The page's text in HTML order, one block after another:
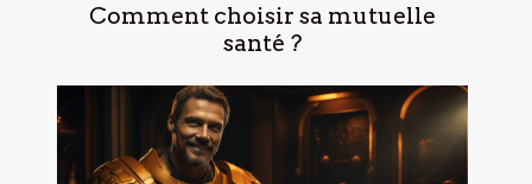
Comment choisir sa mutuelle
santé ?